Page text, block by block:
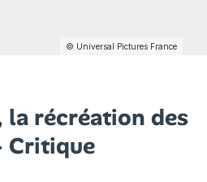
© Universal Pictures France
la récréation des
Critique